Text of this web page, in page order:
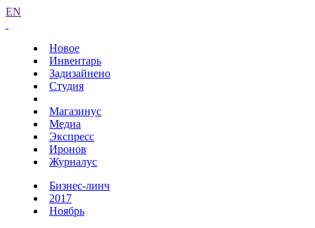
EN
Новое
Инвентарь
Задизайнено
Студия
Магазинус
Медиа
Экспресс
Иронов
Журналус
Бизнес-линч
2017
Ноябрь